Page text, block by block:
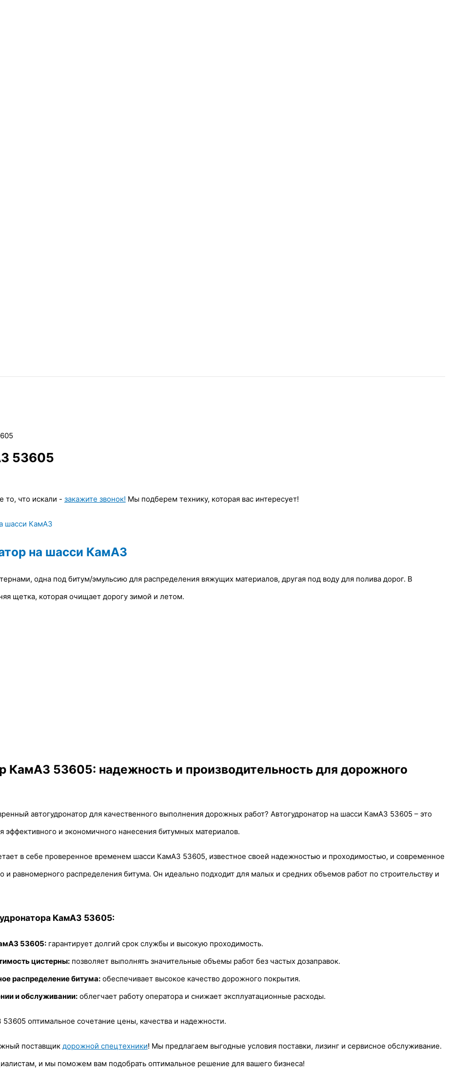
53605
то, что искали - закажите звонок! Мы подберем технику, которая вас интересует!
на шасси КамАЗ
одна под битум/эмульсию для распределения вяжущих материалов, другая под воду для полива дорог. В
щетка, которая очищает дорогу зимой и летом.
КамАЗ 53605: надежность и производительность для дорожного
автогудронатор для качественного выполнения дорожных работ? Автогудронатор на шасси КамАЗ 53605 – это
эффективного и экономичного нанесения битумных материалов.
в себе проверенное временем шасси КамАЗ 53605, известное своей надежностью и проходимостью, и современное
и равномерного распределения битума. Он идеально подходит для малых и средних объемов работ по строительству и
КамАЗ 53605:
53605:гарантирует долгий срок службы и высокую проходимость.
цистерны:позволяет выполнять значительные объемы работ без частых дозаправок.
распределение битума:обеспечивает высокое качество дорожного покрытия.
и обслуживании:облегчает работу оператора и снижает эксплуатационные расходы.
53605 оптимальное сочетание цены, качества и надежности.
поставщик дорожной спецтехники! Мы предлагаем выгодные условия поставки, лизинг и сервисное обслуживание.
и мы поможем вам подобрать оптимальное решение для вашего бизнеса!